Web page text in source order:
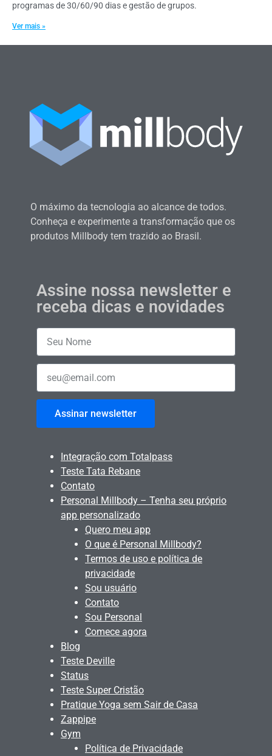
programas de 30/60/90 dias e gestão de grupos.
Ver mais »
O máximo da tecnologia ao alcance de todos.
Conheça e experimente a transformação que os
produtos Millbody tem trazido ao Brasil.
Assine nossa newsletter e
receba dicas e novidades
Assinar newsletter
Integração com Totalpass
Teste Tata Rebane
Contato
Personal Millbody – Tenha seu próprio
app personalizado
Quero meu app
O que é Personal Millbody?
Termos de uso e política de
privacidade
Sou usuário
Contato
Sou Personal
Comece agora
Blog
Teste Deville
Status
Teste Super Cristão
Pratique Yoga sem Sair de Casa
Zappipe
Gym
Política de Privacidade